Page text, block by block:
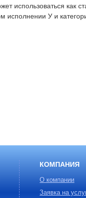
использоваться как
исполнении У и
КОМПАНИЯ
О компании
Заявка на